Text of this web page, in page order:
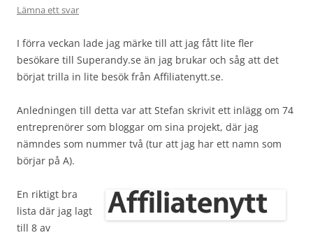
Lämna ett svar
I förra veckan lade jag märke till att jag fått lite fler
besökare till Superandy.se än jag brukar och såg att det
börjat trilla in lite besök från Affiliatenytt.se.
Anledningen till detta var att Stefan skrivit ett inlägg om 74
entreprenörer som bloggar om sina projekt, där jag
nämndes som nummer två (tur att jag har ett namn som
börjar på A).
En riktigt bra
lista där jag lagt
till 8 av